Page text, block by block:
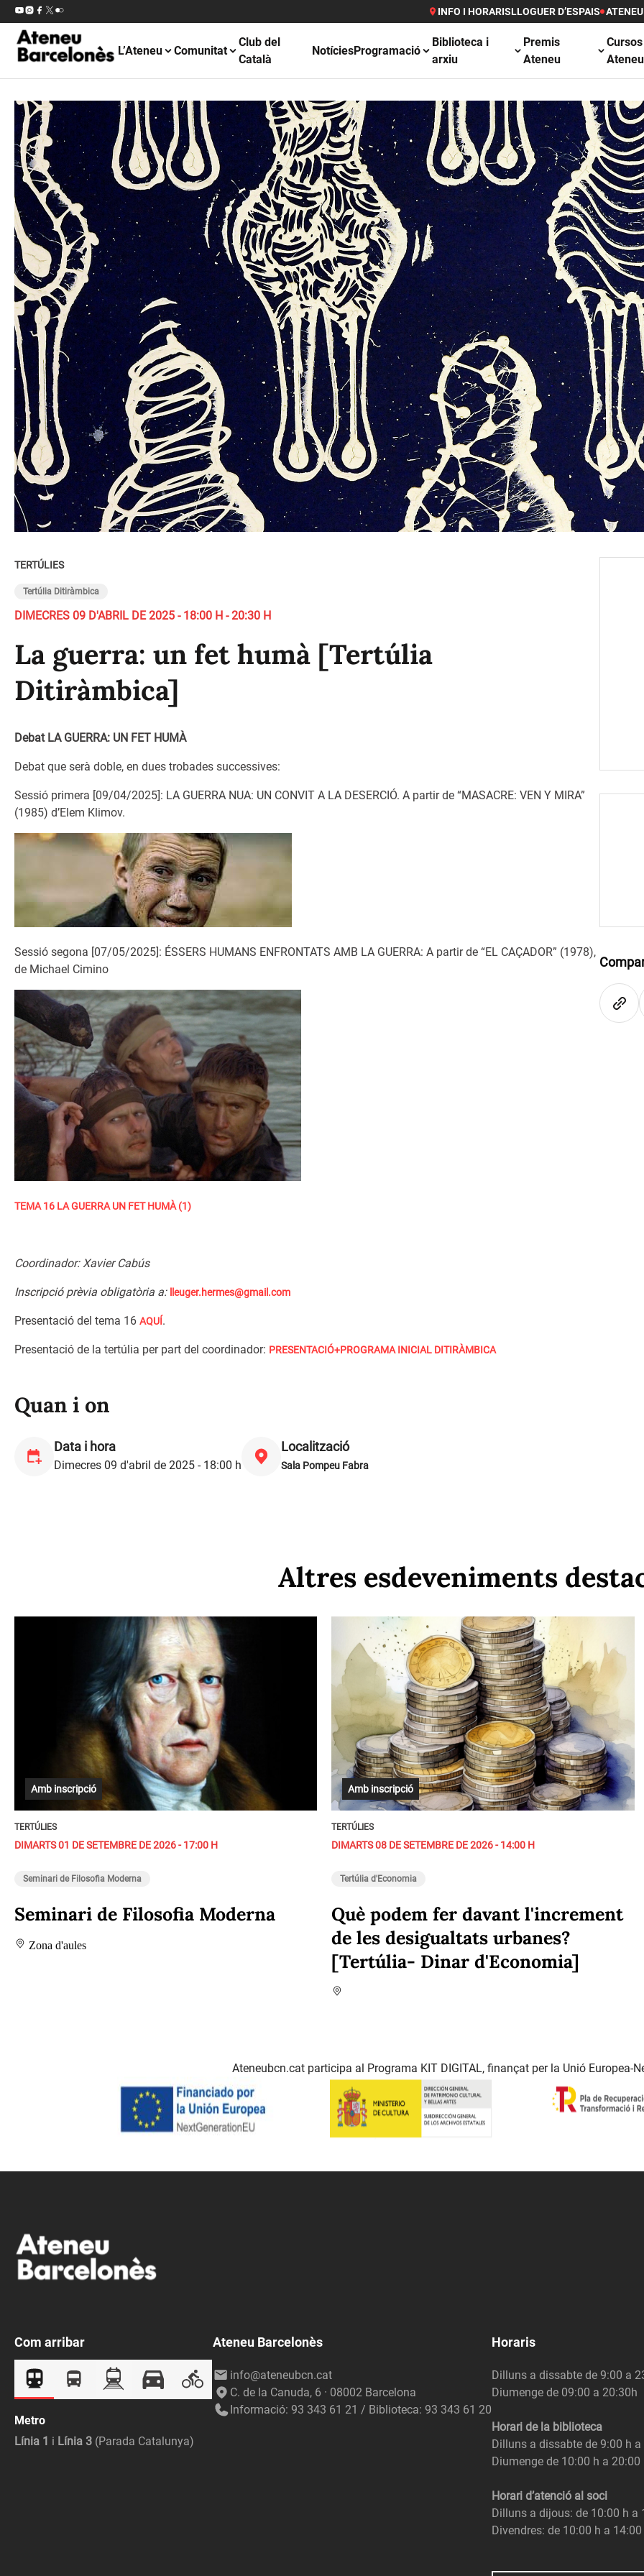
INFO I HORARISLLOGUER D’ESPAIS
L’Ateneu Comunitat
Club del
Català
NotíciesProgramació
Biblioteca i
arxiu
Premis
Ateneu
Ateneu
TERTÚLIES
Tertúlia Ditiràmbica
DIMECRES 09 D'ABRIL DE 2025 - 18:00 H - 20:30 H
La guerra: un fet humà [Tertúlia
Ditiràmbica]
Debat LA GUERRA: UN FET HUMÀ
Debat que serà doble, en dues trobades successives:
Sessió primera [09/04/2025]: LA GUERRA NUA: UN CONVIT A LA DESERCIÓ. A partir de “MASACRE: VEN Y MIRA”
(1985) d’Elem Klimov.
Sessió segona [07/05/2025]: ÉSSERS HUMANS ENFRONTATS AMB LA GUERRA: A partir de “EL CAÇADOR” (1978),
de Michael Cimino
TEMA 16 LA GUERRA UN FET HUMÀ (1)
Coordinador: Xavier Cabús
Inscripció prèvia obligatòria a: lleuger.hermes@gmail.com
Presentació del tema 16 AQUÍ.
Presentació de la tertúlia per part del coordinador: PRESENTACIÓ+PROGRAMA INICIAL DITIRÀMBICA
Quan i on
Data i hora
Dimecres 09 d'abril de 2025 - 18:00 h
Localització
Sala Pompeu Fabra
Altres esdeveniments
Amb inscripció
TERTÚLIES
DIMARTS 01 DE SETEMBRE DE 2026 - 17:00 H
Seminari de Filosofia Moderna
Seminari de Filosofia Moderna
Zona d'aules
Amb inscripció
TERTÚLIES
DIMARTS 08 DE SETEMBRE DE 2026 - 14:00 H
Tertúlia d'Economia
Què podem fer davant l'increment
de les desigualtats urbanes?
[Tertúlia- Dinar d'Economia]
Ateneubcn.cat participa al Programa KIT DIGITAL, finançat per la Unió Europea-
Com arribar
Metro
Línia 1 i Línia 3 (Parada Catalunya)
Ateneu Barcelonès
info@ateneubcn.cat
C. de la Canuda, 6 · 08002 Barcelona
Informació: 93 343 61 21 / Biblioteca: 93 343 61 20
Horaris
Dilluns a dissabte de 9:00 a
Diumenge de 09:00 a 20:30h
Horari de la biblioteca
Dilluns a dissabte de 9:00 h
Diumenge de 10:00 h a 20:00
Horari d’atenció al soci
Dilluns a dijous: de 10:00 h a
Divendres: de 10:00 h a